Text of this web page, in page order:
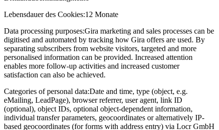
Lebensdauer des Cookies:12 Monate
Data processing purposes:Gira marketing and sales processes can be
digitised and automated by tracking how Gira offers are used. By
separating subscribers from website visitors, targeted and more
personalised information can be provided. Increased attention
enables more follow-up activities and increased customer
satisfaction can also be achieved.
Categories of personal data:Date and time, type (object, e.g.
eMailing, LeadPage), browser referrer, user agent, link ID
(optional), object IDs, optional object-dependent information,
individual transfer parameters, geocoordinates or alternatively IP-
based geocoordinates (for forms with address entry) via Locr GmbH